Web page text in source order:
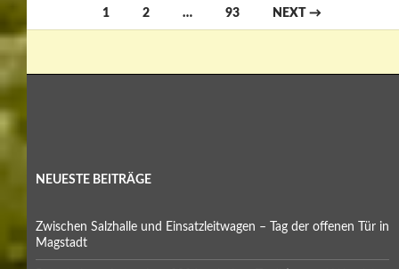
Posts
1 2 … 93 NEXT →
NEUESTE BEITRÄGE
Zwischen Salzhalle und Einsatzleitwagen – Tag der offenen Tür in
Magstadt